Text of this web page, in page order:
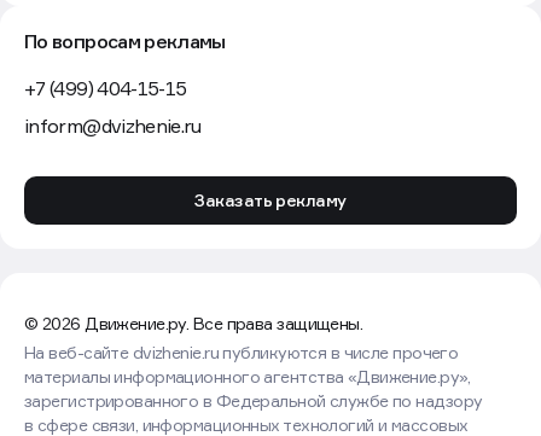
По вопросам рекламы
+7 (499) 404-15-15
inform@dvizhenie.ru
Заказать рекламу
© 2026 Движение.ру. Все права защищены.
На веб-сайте dvizhenie.ru публикуются в числе прочего
материалы информационного агентства «Движение.ру»,
зарегистрированного в Федеральной службе по надзору
в сфере связи, информационных технологий и массовых